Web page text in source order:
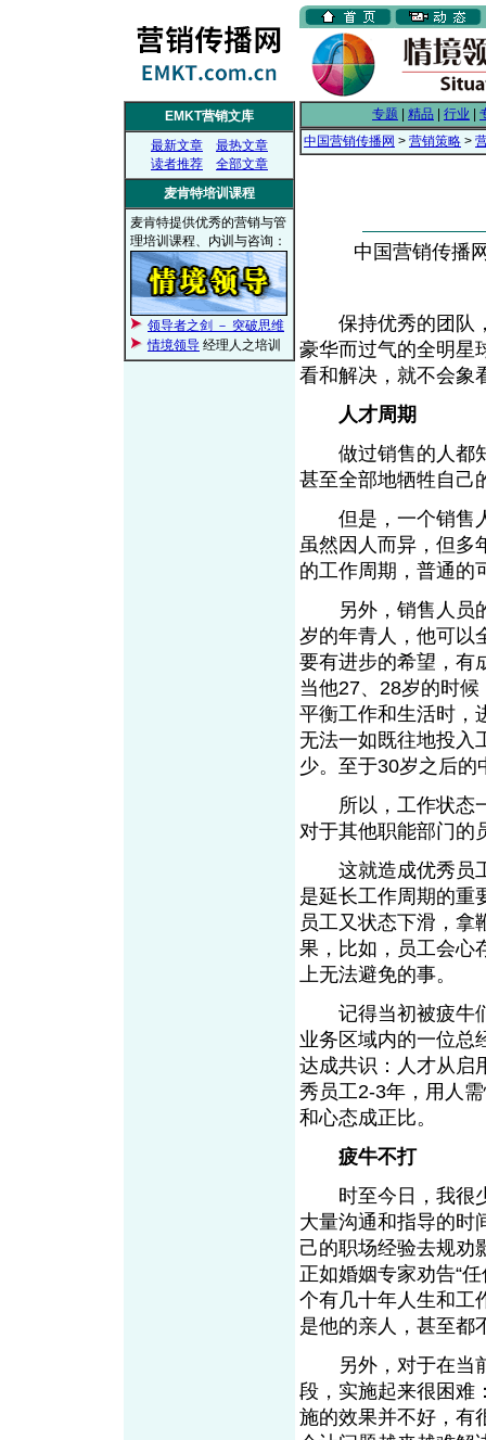
EMKT营销文库
最新文章
最热文章
读者推荐
全部文章
麦肯特培训课程
麦肯特提供优秀的营销与管
理培训课程、内训与咨询：
领导者之剑 － 突破思维
情境领导 经理人之培训
专题 精品 行业
中国营销传播网 > 营销策略 >
中国营销传播
保持优秀的团队
豪华而过气的全明星
看和解决，就不会
人才周期
做过销售的人都知
甚至全部地牺牲自己
但是，一个销售人
虽然因人而异，但多
的工作周期，普通的
另外，销售人员的
岁的年青人，他可以
要有进步的希望，有
当他27、28岁的时
平衡工作和生活时，
无法一如既往地投入
少。至于30岁之后的
所以，工作状态一
对于其他职能部门的
这就造成优秀员工
是延长工作周期的重
员工又状态下滑，拿
果，比如，员工会心
上无法避免的事。
记得当初被疲牛们
业务区域内的一位总
达成共识：人才从启
秀员工2-3年，用人
和心态成正比。
疲牛不打
时至今日，我很少
大量沟通和指导的时
己的职场经验去规劝
正如婚姻专家劝告“
个有几十年人生和工
是他的亲人，甚至都
另外，对于在当前
段，实施起来很困难
施的效果并不好，有